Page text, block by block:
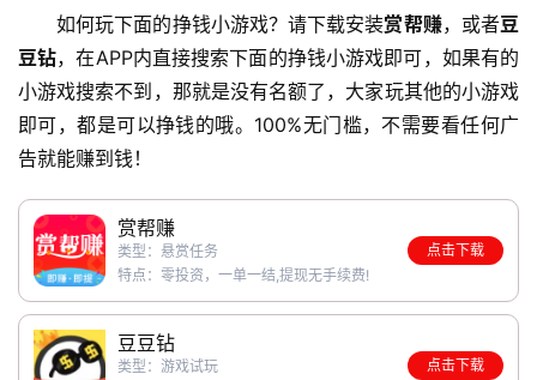
如何玩下面的挣钱小游戏？请下载安装赏帮赚，或者豆
豆钻，在APP内直接搜索下面的挣钱小游戏即可，如果有的
小游戏搜索不到，那就是没有名额了，大家玩其他的小游戏
即可，都是可以挣钱的哦。100%无门槛，不需要看任何广
告就能赚到钱！
赏帮赚
类型：悬赏任务
特点：零投资，一单一结,提现无手续费!
点击下载
豆豆钻
类型：游戏试玩
点击下载